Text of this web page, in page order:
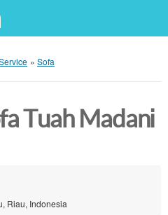
» Sofa
Tuah Madani
Riau, Indonesia